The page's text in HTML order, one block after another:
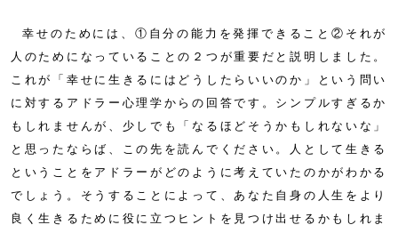
幸せのためには、①自分の能力を発揮できること②それが
人のためになっていることの２つが重要だと説明しました。
これが「幸せに生きるにはどうしたらいいのか」という問い
に対するアドラー心理学からの回答です。シンプルすぎるか
もしれませんが、少しでも「なるほどそうかもしれないな」
と思ったならば、この先を読んでください。人として生きる
ということをアドラーがどのように考えていたのかがわかる
でしょう。そうすることによって、あなた自身の人生をより
良く生きるために役に立つヒントを見つけ出せるかもしれま